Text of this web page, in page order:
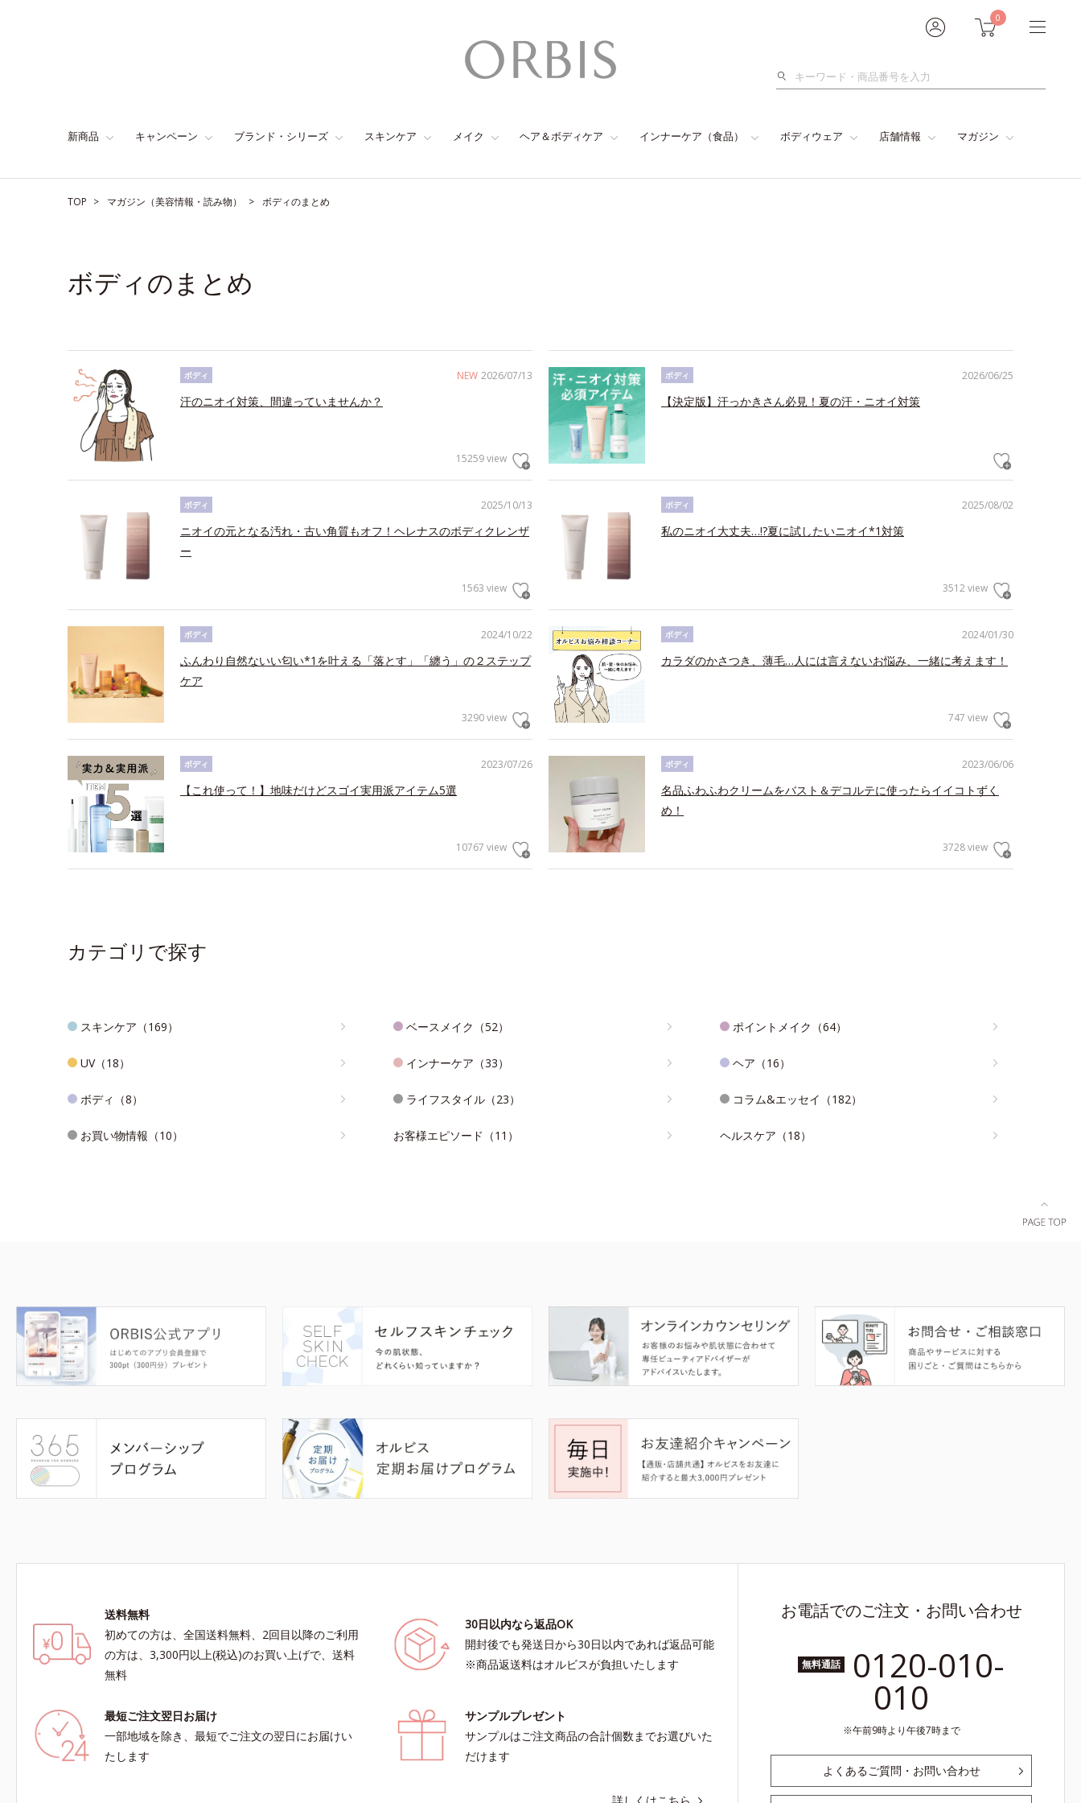
0
検
新商品 キャンペーン ブランド・シリーズ スキンケア メイク ヘア＆ボディケア インナーケア（食品） ボディウェア 店舗情報 マガジン
TOP マガジン（美容情報・読み物） ボディのまとめ
ボディのまとめ
NEW 2026/07/13
ボディ
汗のニオイ対策、間違っていませんか？
15259 view
2026/06/25
ボディ
【決定版】汗っかきさん必見！夏の汗・ニオイ対策
2025/10/13
ボディ
ニオイの元となる汚れ・古い角質もオフ！ヘレナスのボディクレンザ
ー
1563 view
2025/08/02
ボディ
私のニオイ大丈夫…!?夏に試したいニオイ*1対策
3512 view
2024/10/22
ボディ
ふんわり自然ないい匂い*1を叶える「落とす」「纏う」の２ステップ
ケア
3290 view
2024/01/30
ボディ
カラダのかさつき、薄毛…人には言えないお悩み、一緒に考えます！
747 view
2023/07/26
ボディ
【これ使って！】地味だけどスゴイ実用派アイテム5選
10767 view
2023/06/06
ボディ
名品ふわふわクリームをバスト＆デコルテに使ったらイイコトずく
め！
3728 view
カテゴリで探す
スキンケア（169） ベースメイク（52） ポイントメイク（64）
UV（18） インナーケア（33） ヘア（16）
ボディ（8） ライフスタイル（23） コラム&エッセイ（182）
お買い物情報（10） お客様エピソード（11） ヘルスケア（18）
送料無料
初めての方は、全国送料無料、2回目以降のご利用
の方は、3,300円以上(税込)のお買い上げで、送料
無料
30日以内なら返品OK
開封後でも発送日から30日以内であれば返品可能
※商品返送料はオルビスが負担いたします
最短ご注文翌日お届け
一部地域を除き、最短でご注文の翌日にお届けい
たします
サンプルプレゼント
サンプルはご注文商品の合計個数までお選びいた
だけます
お電話でのご注文・お問い合わせ
無料通話 0120-010-
010
午前9時より午後7時まで
よくあるご質問・お問い合わせ